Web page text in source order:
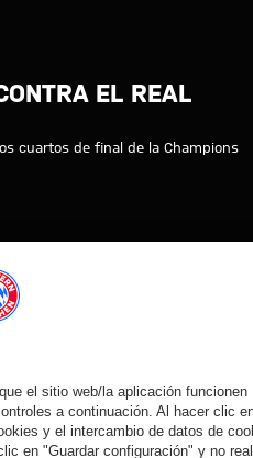
al
EL REAL
cuartos de final de la Champions
Vídeo
VÍDEO
Vídeo
VÍDEO